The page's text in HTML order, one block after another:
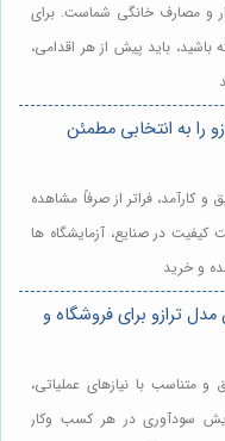
و مصارف خانگی شماست. برای
باشید، باید پیش از هر اقدامی،
را به انتخابی مطمئن
و کارآمد، فراتر از صرفاً مشاهده
کیفیت در صنایع، آزمایشگاه ها
و خرید
ترازو برای فروشگاه و
و متناسب با نیازهای عملیاتی،
سودآوری در هر کسب وکار